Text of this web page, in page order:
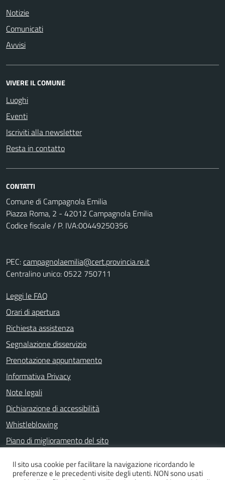
Notizie
Comunicati
Avvisi
VIVERE IL COMUNE
Luoghi
Eventi
Iscriviti alla newsletter
Resta in contatto
CONTATTI
Comune di Campagnola Emilia
Piazza Roma, 2 - 42012 Campagnola Emilia
Codice fiscale / P. IVA:00449250356
PEC:campagnolaemilia@cert.provincia.re.it
Centralino unico: 0522 750711
Leggi le FAQ
Orari di apertura
Richiesta assistenza
Segnalazione disservizio
Prenotazione appuntamento
Informativa Privacy
Note legali
Dichiarazione di accessibilità
Whistleblowing
Piano di miglioramento del sito
Il sito usa cookie per facilitare la navigazione ricordando le
preferenze e le precedenti visite degli utenti. NON sono usati